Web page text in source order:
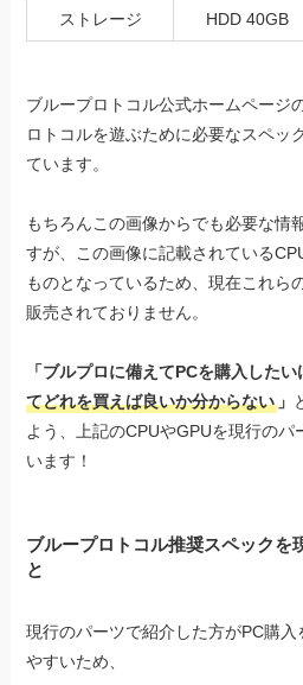
ストレージ HDD 40GB
ブループロトコル公式ホームページ
ロトコルを遊ぶために必要なスペッ
ています。
もちろんこの画像からでも必要な情
すが、この画像に記載されている
ものとなっているため、現在これら
販売されておりません。
「ブルプロに備えてPCを購入したい
てどれを買えば良いか分からない 」
よう、上記のCPUやGPUを現行のパ
います！
ブループロトコル推奨スペックを
と
現行のパーツで紹介した方がPC購入
やすいため、